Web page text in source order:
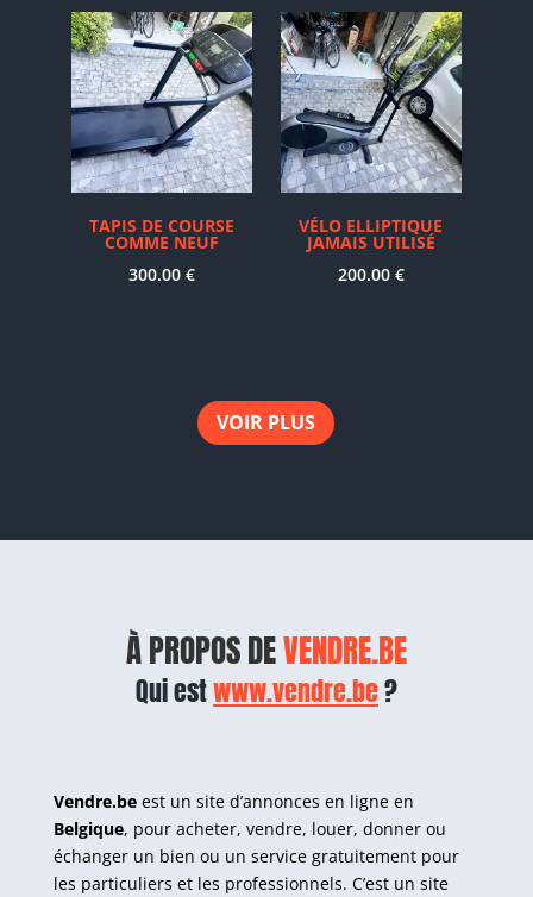
TAPIS DE COURSE
COMME NEUF
300.00 €
VÉLO ELLIPTIQUE
JAMAIS UTILISÉ
200.00 €
VOIR PLUS
À PROPOS DEVENDRE.BE
Qui estwww.vendre.be?
Vendre.beest un site d’annonces en ligne en
Belgique, pour acheter, vendre, louer, donner ou
échanger un bien ou un service gratuitement pour
les particuliers et les professionnels. C’est un site